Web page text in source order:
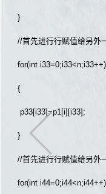
}
//首先进行行赋值给另外
for(int i33=0;i33<n;i33++)
{
p33[i33]=p1[i][i33];
}
//首先进行行赋值给另外
for(int i44=0;i44<n;i44++)